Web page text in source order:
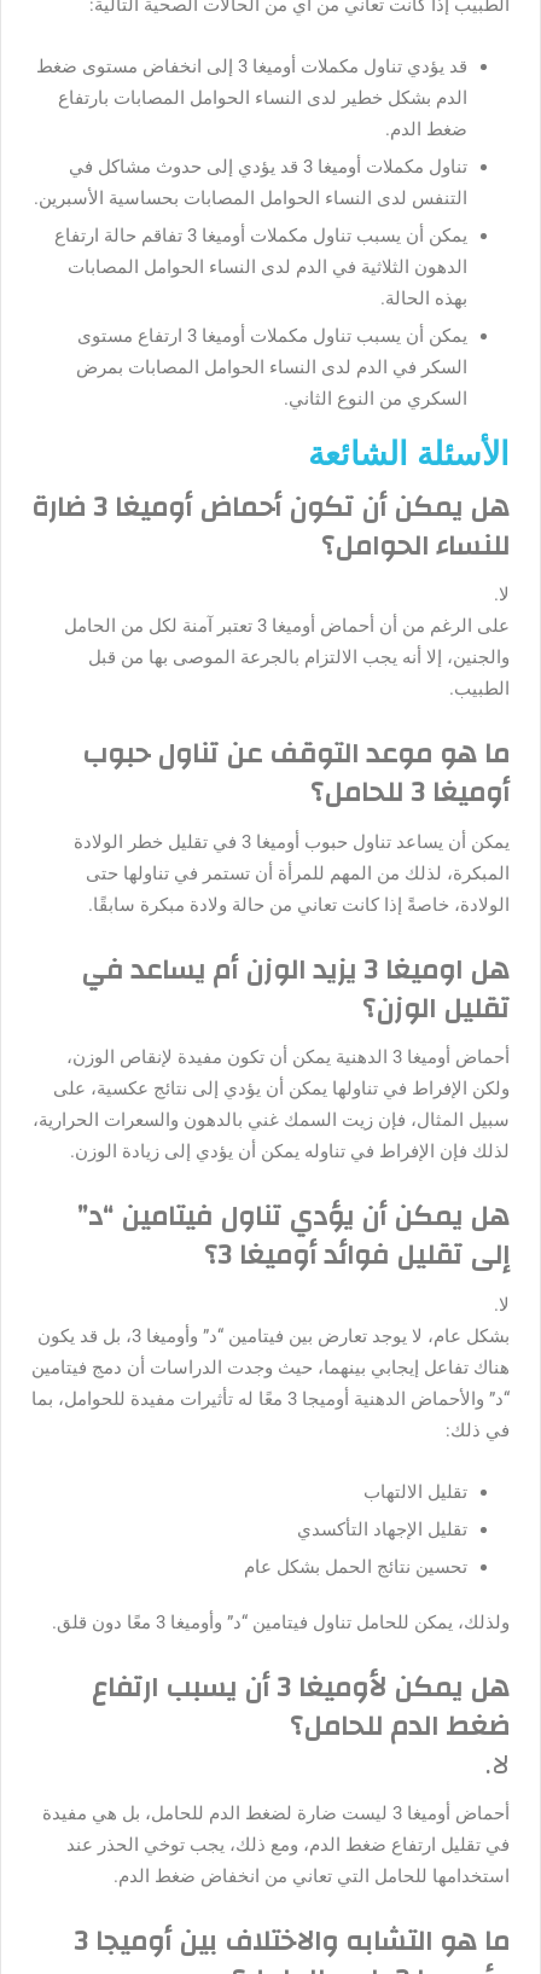
الطبيب إذا كانت تعاني من أي من الحالات الصحية التالية:
قد يؤدي تناول مكملات أوميغا 3 إلى انخفاض مستوى ضغط
الدم بشكل خطير لدى النساء الحوامل المصابات بارتفاع
ضغط الدم.
تناول مكملات أوميغا 3 قد يؤدي إلى حدوث مشاكل في
التنفس لدى النساء الحوامل المصابات بحساسية الأسبرين.
يمكن أن يسبب تناول مكملات أوميغا 3 تفاقم حالة ارتفاع
الدهون الثلاثية في الدم لدى النساء الحوامل المصابات
بهذه الحالة.
يمكن أن يسبب تناول مكملات أوميغا 3 ارتفاع مستوى
السكر في الدم لدى النساء الحوامل المصابات بمرض
السكري من النوع الثاني.
الأسئلة الشائعة
هل يمكن أن تكون أحماض أوميغا 3 ضارة
للنساء الحوامل؟
لا.
على الرغم من أن أحماض أوميغا 3 تعتبر آمنة لكل من الحامل
والجنين، إلا أنه يجب الالتزام بالجرعة الموصى بها من قبل
الطبيب.
ما هو موعد التوقف عن تناول حبوب
أوميغا 3 للحامل؟
يمكن أن يساعد تناول حبوب أوميغا 3 في تقليل خطر الولادة
المبكرة، لذلك من المهم للمرأة أن تستمر في تناولها حتى
الولادة، خاصةً إذا كانت تعاني من حالة ولادة مبكرة سابقًا.
هل اوميغا 3 يزيد الوزن أم يساعد في
تقليل الوزن؟
أحماض أوميغا 3 الدهنية يمكن أن تكون مفيدة لإنقاص الوزن،
ولكن الإفراط في تناولها يمكن أن يؤدي إلى نتائج عكسية، على
سبيل المثال، فإن زيت السمك غني بالدهون والسعرات الحرارية،
لذلك فإن الإفراط في تناوله يمكن أن يؤدي إلى زيادة الوزن.
هل يمكن أن يؤدي تناول فيتامين “د”
إلى تقليل فوائد أوميغا 3؟
لا.
بشكل عام، لا يوجد تعارض بين فيتامين “د” وأوميغا 3، بل قد يكون
هناك تفاعل إيجابي بينهما، حيث وجدت الدراسات أن دمج فيتامين
“د” والأحماض الدهنية أوميجا 3 معًا له تأثيرات مفيدة للحوامل، بما
في ذلك:
تقليل الالتهاب
تقليل الإجهاد التأكسدي
تحسين نتائج الحمل بشكل عام
ولذلك، يمكن للحامل تناول فيتامين “د” وأوميغا 3 معًا دون قلق.
هل يمكن لأوميغا 3 أن يسبب ارتفاع
ضغط الدم للحامل؟
لا.
أحماض أوميغا 3 ليست ضارة لضغط الدم للحامل، بل هي مفيدة
في تقليل ارتفاع ضغط الدم، ومع ذلك، يجب توخي الحذر عند
استخدامها للحامل التي تعاني من انخفاض ضغط الدم.
ما هو التشابه والاختلاف بين أوميجا 3